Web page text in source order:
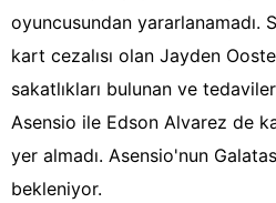
oyuncusundan yararlanamadı.
kart cezalısı olan Jayden
sakatlıkları bulunan ve
Asensio ile Edson Alvarez de
yer almadı. Asensio'nun
bekleniyor.